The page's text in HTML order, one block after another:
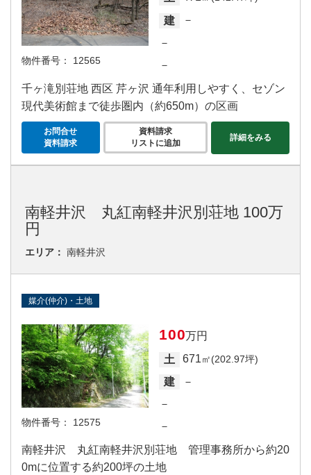
物件番号： 12565
建
－
－
－
千ヶ滝別荘地 西区 芹ヶ沢 通年利用しやすく、セゾン
現代美術館まで徒歩圏内（約650m）の区画
お問合せ
資料請求
資料請求
リストに追加
詳細をみる
南軽井沢 丸紅南軽井沢別荘地 100万
円
エリア： 南軽井沢
媒介(仲介)・土地
物件番号： 12575
100万円
土
671㎡(202.97坪)
建
－
－
－
南軽井沢 丸紅南軽井沢別荘地 管理事務所から約20
0mに位置する約200坪の土地